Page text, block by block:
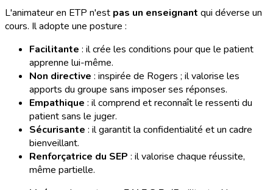
L'animateur en ETP n'est pas un enseignant qui déverse un
cours. Il adopte une posture :
Facilitante : il crée les conditions pour que le patient
apprenne lui-même.
Non directive : inspirée de Rogers ; il valorise les
apports du groupe sans imposer ses réponses.
Empathique : il comprend et reconnaît le ressenti du
patient sans le juger.
Sécurisante : il garantit la confidentialité et un cadre
bienveillant.
Renforçatrice du SEP : il valorise chaque réussite,
même partielle.